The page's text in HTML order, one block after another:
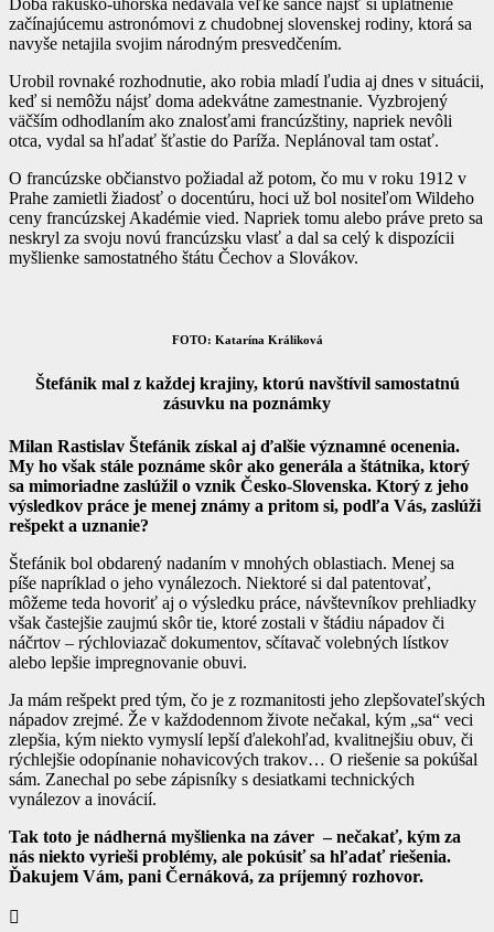
začínajúcemu astronómovi z chudobnej slovenskej rodiny, ktorá sa
navyše netajila svojim národným presvedčením.
Urobil rovnaké rozhodnutie, ako robia mladí ľudia aj dnes v situácii,
keď si nemôžu nájsť doma adekvátne zamestnanie. Vyzbrojený
väčším odhodlaním ako znalosťami francúzštiny, napriek nevôli
otca, vydal sa hľadať šťastie do Paríža. Neplánoval tam ostať.
O francúzske občianstvo požiadal až potom, čo mu v roku 1912 v
Prahe zamietli žiadosť o docentúru, hoci už bol nositeľom Wildeho
ceny francúzskej Akadémie vied. Napriek tomu alebo práve preto sa
neskryl za svoju novú francúzsku vlasť a dal sa celý k dispozícii
myšlienke samostatného štátu Čechov a Slovákov.
FOTO: Katarína Králiková
Štefánik mal z každej krajiny, ktorú navštívil samostatnú
zásuvku na poznámky
Milan Rastislav Štefánik získal aj ďalšie významné ocenenia.
My ho však stále poznáme skôr ako generála a štátnika, ktorý
sa mimoriadne zaslúžil o vznik Česko-Slovenska. Ktorý z jeho
výsledkov práce je menej známy a pritom si, podľa Vás, zaslúži
rešpekt a uznanie?
Štefánik bol obdarený nadaním v mnohých oblastiach. Menej sa
píše napríklad o jeho vynálezoch. Niektoré si dal patentovať,
môžeme teda hovoriť aj o výsledku práce, návštevníkov prehliadky
však častejšie zaujmú skôr tie, ktoré zostali v štádiu nápadov či
náčrtov – rýchloviazač dokumentov, sčítavač volebných lístkov
alebo lepšie impregnovanie obuvi.
Ja mám rešpekt pred tým, čo je z rozmanitosti jeho zlepšovateľských
nápadov zrejmé. Že v každodennom živote nečakal, kým „sa“ veci
zlepšia, kým niekto vymyslí lepší ďalekohľad, kvalitnejšiu obuv, či
rýchlejšie odopínanie nohavicových trakov… O riešenie sa pokúšal
sám. Zanechal po sebe zápisníky s desiatkami technických
vynálezov a inovácií.
Tak toto je nádherná myšlienka na záver – nečakať, kým za
nás niekto vyrieši problémy, ale pokúsiť sa hľadať riešenia.
Ďakujem Vám, pani Černáková, za príjemný rozhovor.
